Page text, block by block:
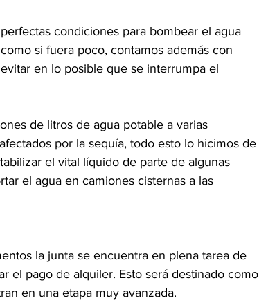
condiciones para bombear el agua
si fuera poco, contamos además con
en lo posible que se interrumpa el
de litros de agua potable a varias
por la sequía, todo esto lo hicimos de
el vital líquido de parte de algunas
el agua en camiones cisternas a las
la junta se encuentra en plena tarea de
el pago de alquiler. Esto será destinado como
en una etapa muy avanzada.